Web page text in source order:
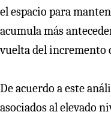
el espacio para
acumula más
vuelta del incremento
De acuerdo a este
asociados al elevado